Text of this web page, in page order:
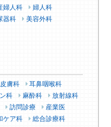
婦人科
婦人科
器科 美容外科
皮膚科
耳鼻咽喉科
科 麻酔科
放射線科
訪問診療
産業医
ケア科
総合診療科